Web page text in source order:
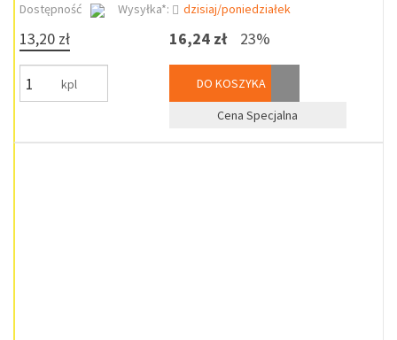
Dostępność
Wysyłka*: dzisiaj/poniedziałek
13,20 zł
kpl
16,24 zł 23%
DO KOSZYKA
Cena Specjalna